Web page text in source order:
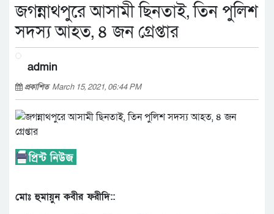
জগন্নাথপুরে আসামী ছিনতাই, তিন পুলিশ
সদস্য আহত, ৪ জন গ্রেপ্তার
admin
প্রকাশিত March 15, 2021, 06:44 PM
মোঃ হুমায়ুন কবীর ফরীদি::